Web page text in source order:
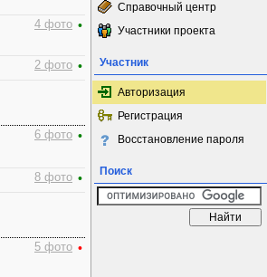
4 фото •
2 фото •
6 фото •
8 фото •
5 фото •
Справочный центр
Участники проекта
Участник
Авторизация
Регистрация
Восстановление пароля
Поиск